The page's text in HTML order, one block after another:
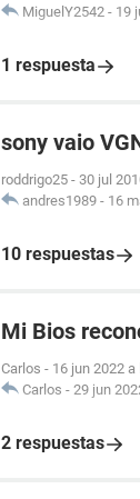
MiguelY2542 - 19
1 respuesta
sony vaio
roddrigo25 - 30 jul
andres1989 - 16
10 respuestas
Mi Bios
Carlos - 16 jun 2022 a
Carlos - 29 jun
2 respuestas